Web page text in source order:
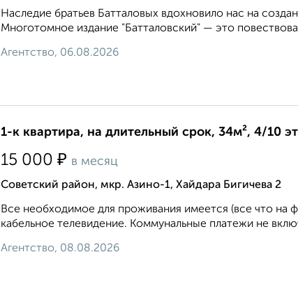
Наследие братьев Батталовых вдохновило нас на
Многотомное издание "Батталовский" — это
Агентство, 06.08.2026
1-к квартира, на длительный срок, 34м², 4/10
15 000 ₽ в месяц
Советский район, мкр. Азино-1, Хайдара Бигичева 2
Все необходимое для проживания имеется (все что на
кабельное телевидение. Коммунальные платежи не
Агентство, 08.08.2026